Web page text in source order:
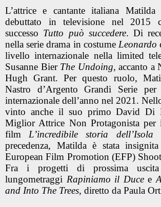
L’attrice e cantante italiana
debuttato in televisione nel 2015
successo Tutto può succedere. Di
nella serie drama in costume Leonardo
livello internazionale nella limited
Susanne Bier The Undoing, accanto a
Hugh Grant. Per questo ruolo,
Nastro d’Argento Grandi Serie per
internazionale dell’anno nel 2021.
vinto anche il suo primo David Di
Miglior Attrice Non Protagonista
filmL’incredibile storia dell’Isola
precedenza, Matilda è stata
European Film Promotion (EFP)
Fra i progetti di prossima
lungometraggi Rapiniamo il Ducee
and Into The Trees, diretto da Paula